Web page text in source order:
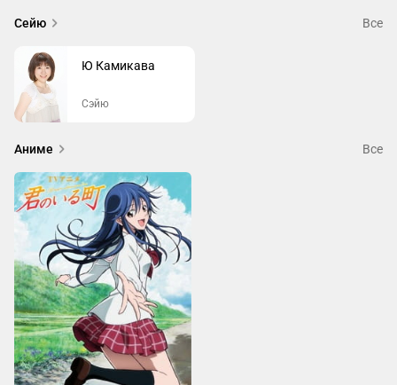
Сейю Все
Ю Камикава
Сэйю
Аниме Все